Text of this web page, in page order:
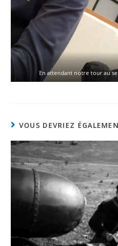
En attendant notre tour au
VOUS DEVRIEZ